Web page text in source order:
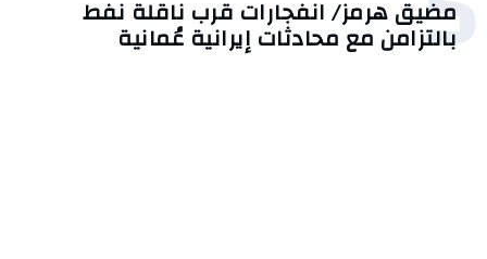
مضيق هرمز/ انفجارات قرب ناقلة نفط
بالتزامن مع محادثات إيرانية عُمانية